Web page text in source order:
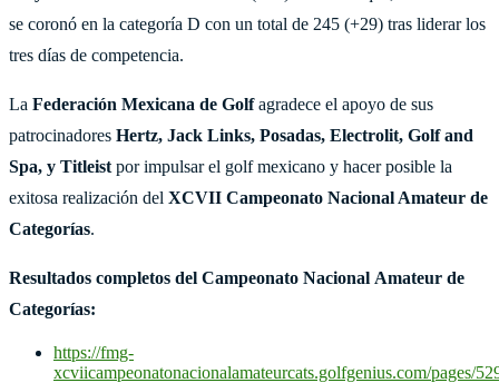
se coronó en la categoría D con un total de 245 (+29) tras liderar los
tres días de competencia.
La Federación Mexicana de Golfagradece el apoyo de sus
patrocinadores Hertz, Jack Links, Posadas, Electrolit, Golf and
Spa, y Titleist por impulsar el golf mexicano y hacer posible la
exitosa realización del XCVII Campeonato Nacional Amateur de
Categorías.
Resultados completos del Campeonato Nacional Amateur de
Categorías:
https://fmg-
xcviicampeonatonacionalamateurcats.golfgenius.com/pages/